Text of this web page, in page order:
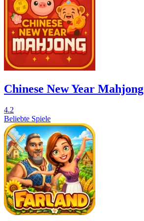
Chinese New Year Mahjong
4.2
Beliebte Spiele